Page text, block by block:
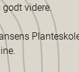
videre.